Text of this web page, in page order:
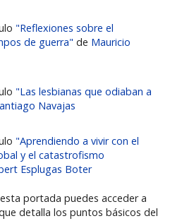
"Reflexiones sobre el
de guerra" de Mauricio
"Las lesbianas que odiaban a
Navajas
"Aprendiendo a vivir con el
y el catastrofismo
Esplugas Boter
portada puedes acceder a
detalla los puntos básicos del